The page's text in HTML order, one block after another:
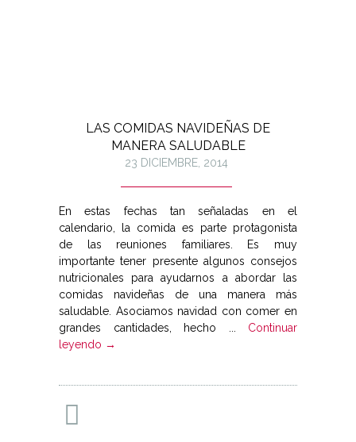
LAS COMIDAS NAVIDEÑAS DE
MANERA SALUDABLE
23 DICIEMBRE, 2014
En estas fechas tan señaladas en el
calendario, la comida es parte protagonista
de las reuniones familiares. Es muy
importante tener presente algunos consejos
nutricionales para ayudarnos a abordar las
comidas navideñas de una manera más
saludable. Asociamos navidad con comer en
grandes cantidades, hecho ... Continuar
leyendo →